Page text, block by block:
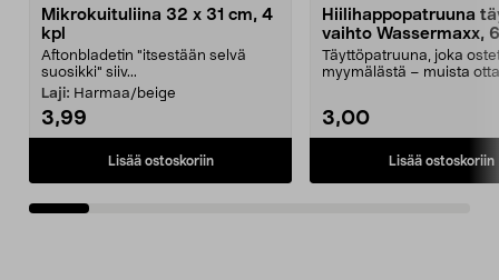
Mikrokuituliina 32 x 31 cm, 4
kpl
Aftonbladetin "itsestään selvä
suosikki" siiv...
Laji: Harmaa/beige
3,99
Lisää ostoskoriin
Hiilihappopatruuna
vaihto Wassermaxx,
Täyttöpatruuna, joka
myymälästä – muista
3,00
Lisää ostoskoriin